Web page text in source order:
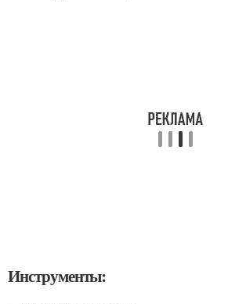
Инструменты: